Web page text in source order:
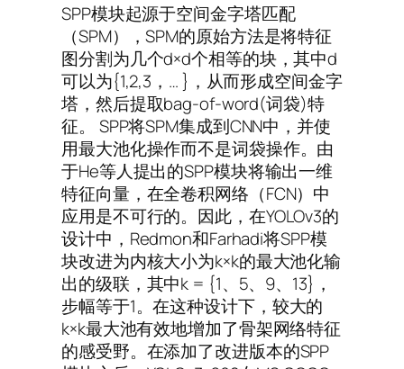
SPP模块起源于空间金字塔匹配
（SPM），SPM的原始方法是将特征
图分割为几个d×d个相等的块，其中d
可以为{1,2,3，… }，从而形成空间金字
塔，然后提取bag-of-word(词袋)特
征。 SPP将SPM集成到CNN中，并使
用最大池化操作而不是词袋操作。由
于He等人提出的SPP模块将输出一维
特征向量，在全卷积网络（FCN）中
应用是不可行的。因此，在YOLOv3的
设计中，Redmon和Farhadi将SPP模
块改进为内核大小为k×k的最大池化输
出的级联，其中k = {1、5、9、13}，
步幅等于1。在这种设计下，较大的
k×k最大池有效地增加了骨架网络特征
的感受野。在添加了改进版本的SPP